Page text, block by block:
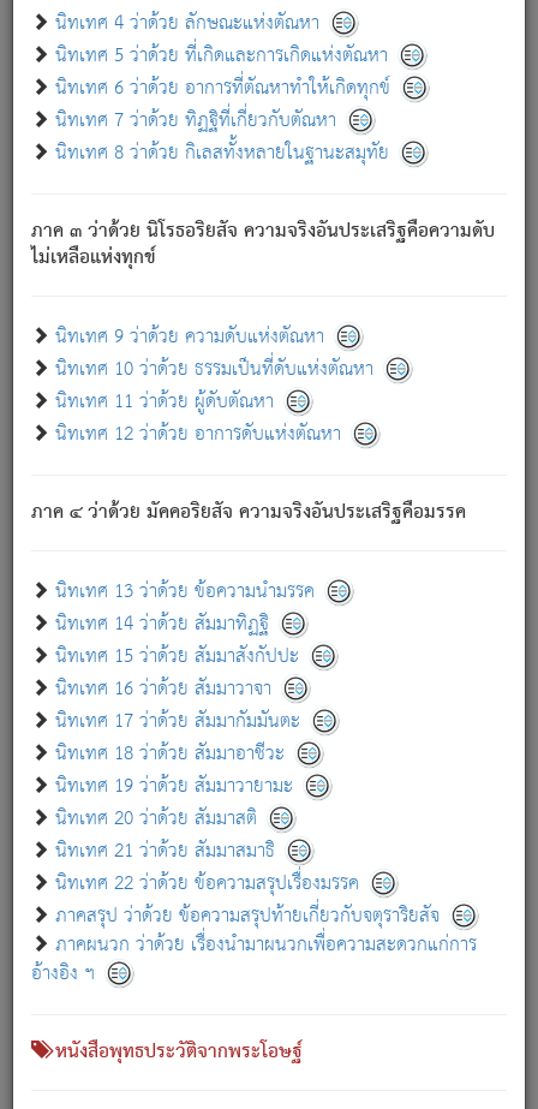
นิทเทศ 4 ว่าด้วย ลักษณะแห่งตัณหา
นิทเทศ 5 ว่าด้วย ที่เกิดและการเกิดแห่งตัณหา
นิทเทศ 6 ว่าด้วย อาการที่ตัณหาทำให้เกิดทุกข์
นิทเทศ 7 ว่าด้วย ทิฏฐิที่เกี่ยวกับตัณหา
นิทเทศ 8 ว่าด้วย กิเลสทั้งหลายในฐานะสมุทัย
ภาค ๓ ว่าด้วย นิโรธอริยสัจ ความจริงอันประเสริฐคือความดับ
ไม่เหลือแห่งทุกข์
นิทเทศ 9 ว่าด้วย ความดับแห่งตัณหา
นิทเทศ 10 ว่าด้วย ธรรมเป็นที่ดับแห่งตัณหา
นิทเทศ 11 ว่าด้วย ผู้ดับตัณหา
นิทเทศ 12 ว่าด้วย อาการดับแห่งตัณหา
ภาค ๔ ว่าด้วย มัคคอริยสัจ ความจริงอันประเสริฐคือมรรค
นิทเทศ 13 ว่าด้วย ข้อความนำมรรค
นิทเทศ 14 ว่าด้วย สัมมาทิฏฐิ
นิทเทศ 15 ว่าด้วย สัมมาสังกัปปะ
นิทเทศ 16 ว่าด้วย สัมมาวาจา
นิทเทศ 17 ว่าด้วย สัมมากัมมันตะ
นิทเทศ 18 ว่าด้วย สัมมาอาชีวะ
นิทเทศ 19 ว่าด้วย สัมมาวายามะ
นิทเทศ 20 ว่าด้วย สัมมาสติ
นิทเทศ 21 ว่าด้วย สัมมาสมาธิ
นิทเทศ 22 ว่าด้วย ข้อความสรุปเรื่องมรรค
ภาคสรุป ว่าด้วย ข้อความสรุปท้ายเกี่ยวกับจตุราริยสัจ
ภาคผนวก ว่าด้วย เรื่องนำมาผนวกเพื่อความสะดวกแก่การ
อ้างอิง ฯ
หนังสือพุทธประวัติจากพระโอษฐ์
อย่างนี้อยู่; เขาย่อมละภวตัณหาได้ และไม่เพลิดเพลินวิภวตัณหา
ด้วย.
ความดับเพราะความสำรอกไม่เหลือ (แห่งภพทั้งหลาย)
เพราะความสิ้นไปแห่งตัณหาโดยประการทั้งปวง นั้นคือ
นิพพาน.
ภพใหม่ย่อมไม่มีแก่ภิกษุนั้น ผู้ดับเย็นสนิทแล้ว เพราะไม่มี
ภิกษุนั้น เป็นผู้ครอบงำมารได้แล้ว ชนะสงครามแล้ว ก้าวล่วง
ภพทั้งหลายทั้งปวงได้แล้ว เป็นผู้คงที่ (คือไม่เปลี่ยนแปลงอีกต่อ
- อุ.ขุ. ๒๕/๑๒๑/๘๔.
(ข้อความนี้ เป็นพระพุทธอุทานที่ทรงเปล่งออก ที่โคนต้นโพธิ์
เป็นที่ตรัสรู้ เมื่อตรัสรู้แล้วได้ 7 วัน)
เกี่ยวกับธรรมโฆษณ์ออนไลน์ (Disclaimer)
แม้ระบบ "ธรรมโฆษณ์ออนไลน์" พยายามปรับปรุงข้อมูลให้ถูกต้องมากที่สุด
ผู้ศึกษาก็พึงตรวจสอบกับตัวเล่มหนังสือต้นฉบับ ที่มีการพิมพ์ครั้งล่าสุด
ก่อนนำข้อมูลไปใช้ในการอ้างอิง"
เกี่ยวกับอัตถจารี|เกี่ยวกับการพัฒนา|แจ้งข้อผิดพลาด / แนะนำ
หนังสือที่เกี่ยวข้อง